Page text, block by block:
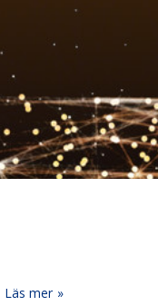
Läs mer »